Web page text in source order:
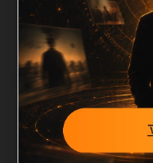
图、alt、title和推荐链
解，也能让真实用户
相关问题与推荐
顺着栏目继续浏览。